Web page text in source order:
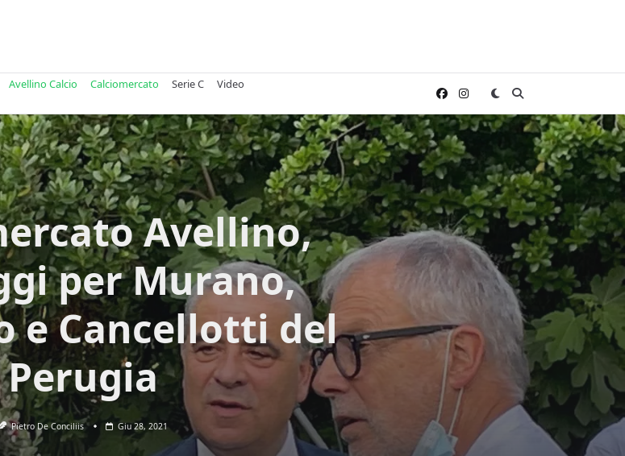
Avellino Calcio Calciomercato Serie C
Video
Avellino,
per Murano,
e Cancellotti del
Perugia
Pietro De Conciliis Giu 28, 2021